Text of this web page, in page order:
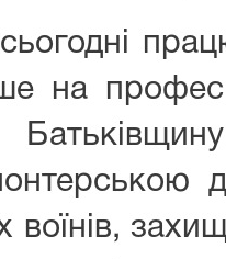
на
воїнів,